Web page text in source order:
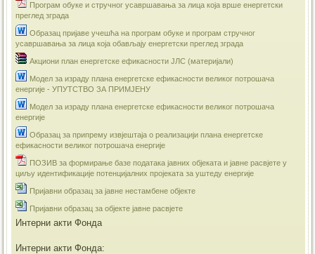
Програм обуке и стручног усавршавања за лица која врше енергетски
преглед зграда
Образац пријаве учешћа на програм обуке и програм стручног
усавршавања за лица која обављају енергетски преглед зграда
Акциони план енергетске ефикасности ЈЛС (материјали)
​Модел за израду плана енергетске ефикасности великог потрошача
енергије - УПУТСТВО ЗА ПРИМЈЕНУ
Модел за израду плана енергетске ефикасности великог потрошача
енергије
Образац за припрему извјештаја о реализацији плана енергетске
ефикасности великог потрошача енергије
ПОЗИВ за формирање базе података јавних објеката и јавне расвјете у
циљу идентификације потенцијалних пројеката за уштеду енергије
Пријавни образац за јавне нестамбене објекте
Пријавни образац за објекте јавне расвјете
Интерни акти Фонда
Интерни акти Фонда: